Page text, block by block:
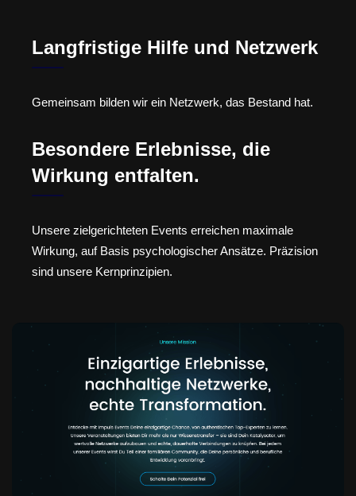
Langfristige Hilfe und Netzwerk
Gemeinsam bilden wir ein Netzwerk, das Bestand hat.
Besondere Erlebnisse, die
Wirkung entfalten.
Unsere zielgerichteten Events erreichen maximale
Wirkung, auf Basis psychologischer Ansätze. Präzision
sind unsere Kernprinzipien.